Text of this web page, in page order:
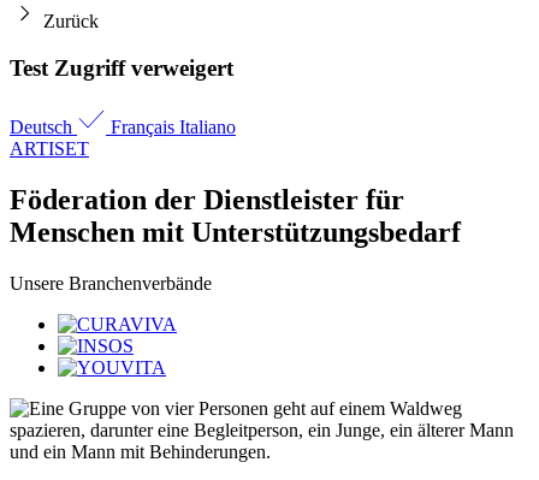
Zurück
Test Zugriff verweigert
Deutsch Français Italiano
ARTISET
Föderation der Dienstleister für
Menschen mit Unterstützungs­bedarf
Unsere Branchenverbände